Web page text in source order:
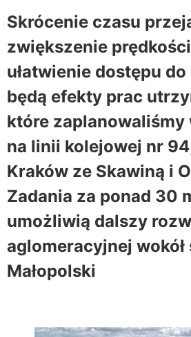
Skrócenie czasu
zwiększenie
ułatwienie dostępu
będą efekty prac
które zaplanowaliśmy
na linii kolejowej nr
Kraków ze Skawiną i
Zadania za ponad 30
umożliwią dalszy
aglomeracyjnej
Małopolski